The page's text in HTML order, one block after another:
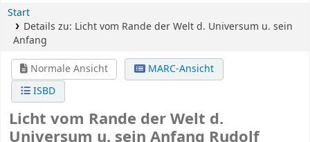
Start
Details zu: Licht vom Rande der Weltd. Universum u. sein
Anfang
Normale Ansicht
MARC-Ansicht
ISBD
Licht vom Rande der Welt d.
Universum u. sein Anfang Rudolf